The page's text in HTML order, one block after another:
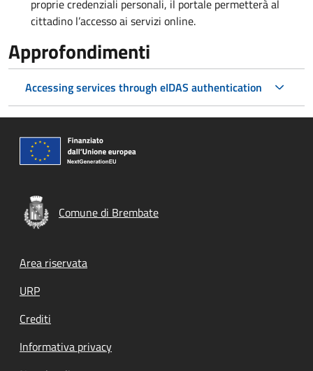
proprie credenziali personali, il portale permetterà al
cittadino l’accesso ai servizi online.
Approfondimenti
Accessing services through eIDAS authentication
Comune di Brembate
Footer menu
Area riservata
URP
Crediti
Informativa privacy